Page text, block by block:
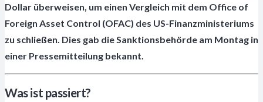
Dollar überweisen, um einen Vergleich mit dem Office of
Foreign Asset Control (OFAC) des US-Finanzministeriums
zu schließen. Dies gab die Sanktionsbehörde am Montag in
einer Pressemitteilung bekannt.
Was ist passiert?